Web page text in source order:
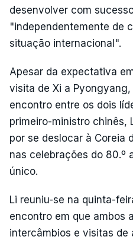
desenvolver com
"independentemente de
situação internacional".
Apesar da expectativa
visita de Xi a
encontro entre os dois
primeiro-ministro chinês,
por se deslocar à Coreia
nas celebrações do 80.º
único.
Li reuniu-se na quinta-
encontro em que ambos
intercâmbios e visitas de